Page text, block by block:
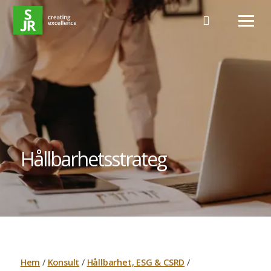
Hoppa till innehåll
Hållbarhetsstrateg
Hem / Konsult / Hållbarhet, ESG & CSRD /